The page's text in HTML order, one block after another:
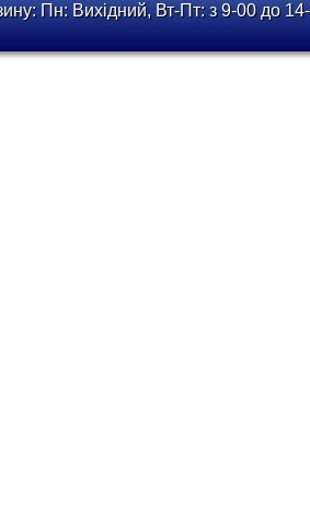
Пн: Вихідний, Вт-Пт: з 9-00 до